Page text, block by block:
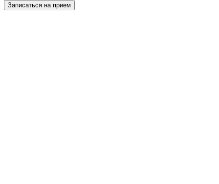
Записаться на прием